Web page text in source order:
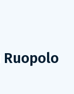
Ruopolo